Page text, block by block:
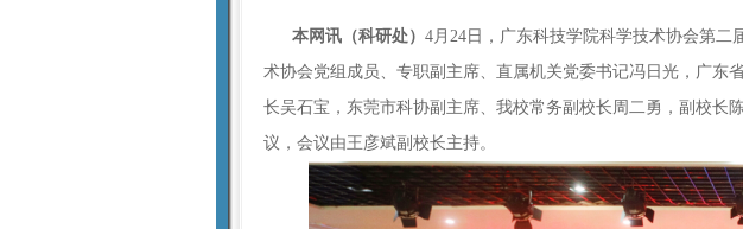
本网讯（科研处） 4月24日，广东科技学院科学技术协会第
术协会党组成员、专职副主席、直属机关党委书记冯日光，广东
长吴石宝，东莞市科协副主席、我校常务副校长周二勇，副校长
议，会议由王彦斌副校长主持。